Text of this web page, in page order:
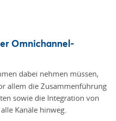
Omnichannel-
dabei nehmen müssen,
allem die Zusammenführung
sowie die Integration von
Kanäle hinweg.